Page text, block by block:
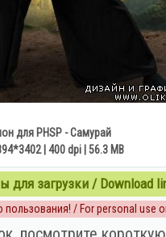
для PHSP - Самурай
| 400 dpi | 56.3 MB
для загрузки / Download
пользования! / For personal use